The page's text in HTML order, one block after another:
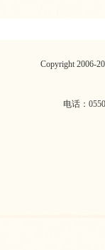
Copyright 2006-
电话：